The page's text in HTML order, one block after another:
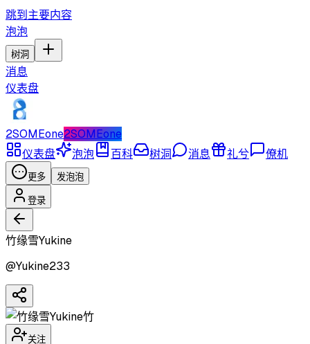
跳到主要内容
泡泡
树洞
消息
仪表盘
2SOMEone2SOMEone
仪表盘
泡泡 百科 树洞 消息 礼兮 僚机
更多 发泡泡
登录
竹缘雪Yukine
@Yukine233
竹
关注